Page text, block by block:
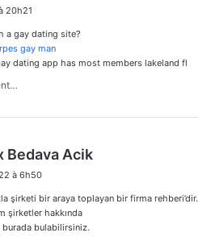
:
20h21
a gay dating site?
gay man
dating app has most members lakeland fl
Bedava Acik
à 6h50
şirketi bir araya toplayan bir firma rehberi’dir.
şirketler hakkında
bulabilirsiniz.